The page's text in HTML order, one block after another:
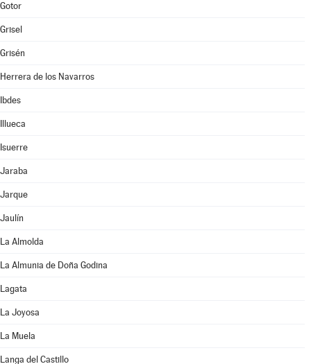
Gotor
Grisel
Grisén
Herrera de los Navarros
Ibdes
Illueca
Isuerre
Jaraba
Jarque
Jaulín
La Almolda
La Almunia de Doña Godina
Lagata
La Joyosa
La Muela
Langa del Castillo